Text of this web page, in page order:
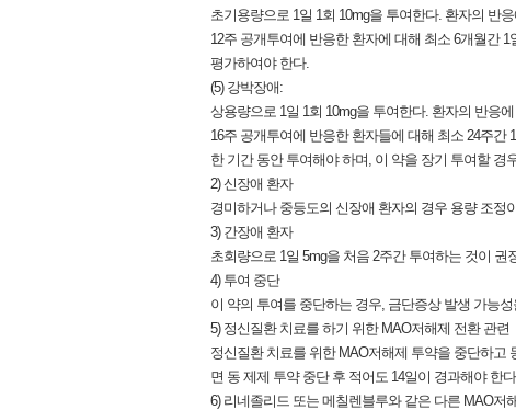
초기용량으로 1일 1회 10mg을 투여한다. 환자의 반
12주 공개투여에 반응한 환자에 대해 최소 6개월간
평가하여야 한다.
(5) 강박장애:
상용량으로 1일 1회 10mg을 투여한다. 환자의 반응
16주 공개투여에 반응한 환자들에 대해 최소 24주
한 기간 동안 투여해야 하며, 이 약을 장기 투여할
2) 신장애 환자
경미하거나 중등도의 신장애 환자의 경우 용량 조정
3) 간장애 환자
초회량으로 1일 5mg을 처음 2주간 투여하는 것이
4) 투여 중단
이 약의 투여를 중단하는 경우, 금단증상 발생 가능
5) 정신질환 치료를 하기 위한 MAO저해제 전환 관련
정신질환 치료를 위한 MAO저해제 투약을 중단하고
면 동 제제 투약 중단 후 적어도 14일이 경과해야 한
6) 리네졸리드 또는 메칠렌블루와 같은 다른 MAO저